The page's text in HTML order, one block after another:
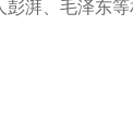
湃、毛泽东等